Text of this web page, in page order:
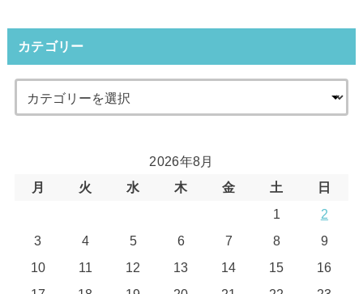
カテゴリー
2026年8月
月
火 水 木 金 土
日
1
2
3
4 5 6 7 8
9
10
11 12 13 14 15
16